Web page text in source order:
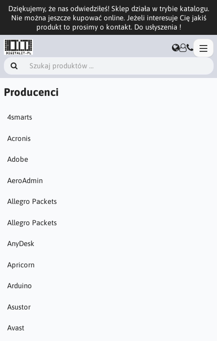
Dziękujemy, że nas odwiedziłeś! Sklep działa w trybie katalogu.
Nie można jeszcze kupować online. Jeżeli interesuje Cię jakiś
produkt to prosimy o kontakt. Do usłyszenia !
Producenci
4smarts
Acronis
Adobe
AeroAdmin
Allegro Packets
Allegro Packets
AnyDesk
Apricorn
Arduino
Asustor
Avast